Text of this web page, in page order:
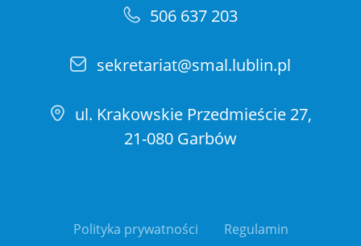
506 637 203
sekretariat@smal.lublin.pl
ul. Krakowskie Przedmieście 27,
21-080 Garbów
Polityka prywatności
Regulamin